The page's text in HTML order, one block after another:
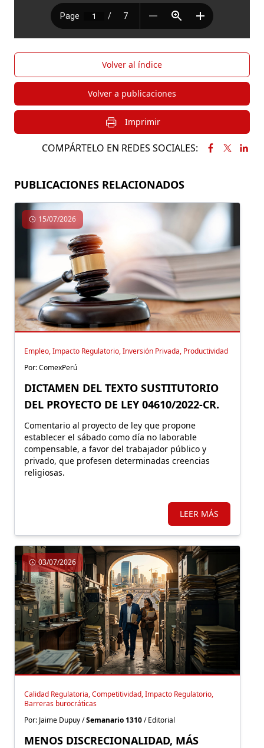
Volver al índice
Volver a publicaciones
Imprimir
COMPÁRTELO EN REDES SOCIALES:
PUBLICACIONES RELACIONADOS
15/07/2026
Empleo, Impacto Regulatorio, Inversión Privada, Productividad
Por: ComexPerú
DICTAMEN DEL TEXTO SUSTITUTORIO
DEL PROYECTO DE LEY 04610/2022-CR.
Comentario al proyecto de ley que propone
establecer el sábado como día no laborable
compensable, a favor del trabajador público y
privado, que profesen determinadas creencias
religiosas.
LEER MÁS
03/07/2026
Calidad Regulatoria, Competitividad, Impacto Regulatorio,
Barreras burocráticas
Por: Jaime Dupuy /Semanario 1310/ Editorial
MENOS DISCRECIONALIDAD, MÁS